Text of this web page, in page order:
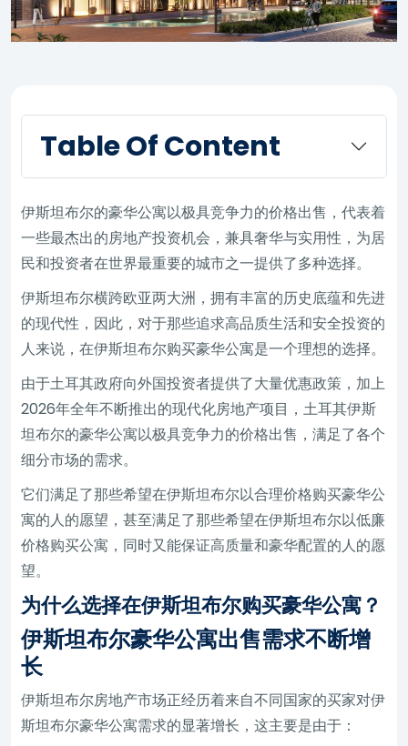
Table Of Content
伊斯坦布尔的豪华公寓以极具竞争力的价格出售，代表着
一些最杰出的房地产投资机会，兼具奢华与实用性，为居
民和投资者在世界最重要的城市之一提供了多种选择。
伊斯坦布尔横跨欧亚两大洲，拥有丰富的历史底蕴和先进
的现代性，因此，对于那些追求高品质生活和安全投资的
人来说，在伊斯坦布尔购买豪华公寓是一个理想的选择。
由于土耳其政府向外国投资者提供了大量优惠政策，加上
2026年全年不断推出的现代化房地产项目，土耳其伊斯
坦布尔的豪华公寓以极具竞争力的价格出售，满足了各个
细分市场的需求。
它们满足了那些希望在伊斯坦布尔以合理价格购买豪华公
寓的人的愿望，甚至满足了那些希望在伊斯坦布尔以低廉
价格购买公寓，同时又能保证高质量和豪华配置的人的愿
望。
为什么选择在伊斯坦布尔购买豪华公寓？
伊斯坦布尔豪华公寓出售需求不断增
长
伊斯坦布尔房地产市场正经历着来自不同国家的买家对伊
斯坦布尔豪华公寓需求的显著增长，这主要是由于：